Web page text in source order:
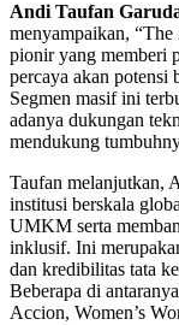
Andi Taufan
menyampaikan,
pionir yang memberi
percaya akan potensi
Segmen masif ini
adanya dukungan
mendukung
Taufan melanjutkan,
institusi berskala
UMKM serta
inklusif. Ini
dan kredibilitas tata
Beberapa di
Accion, Women’s